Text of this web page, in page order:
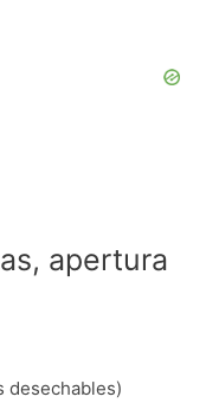
apertura
desechables)